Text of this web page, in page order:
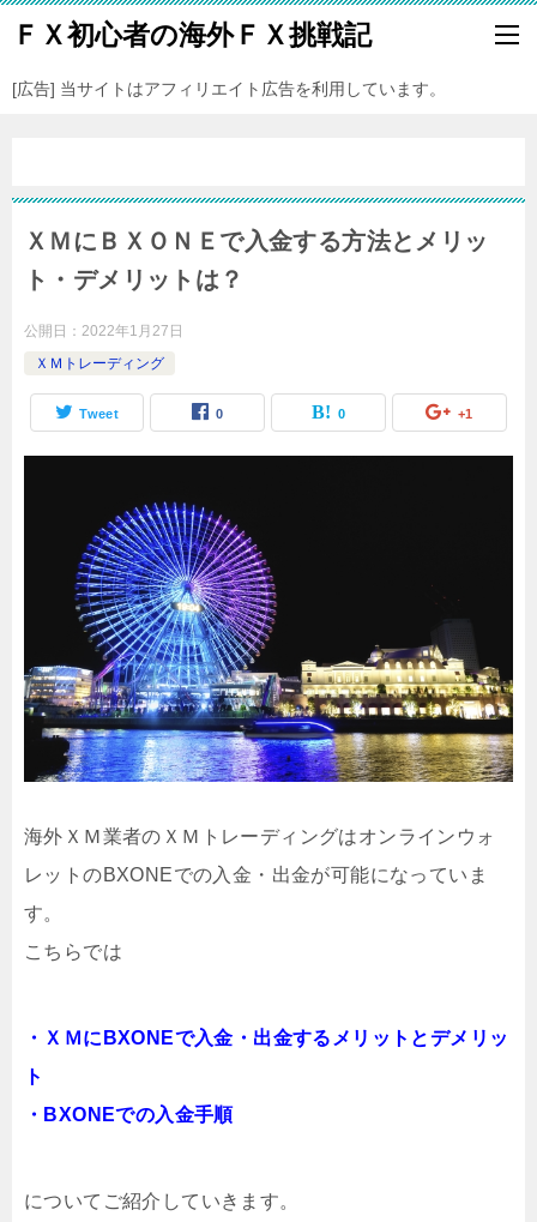
ＦＸ初心者の海外ＦＸ挑戦記
[広告] 当サイトはアフィリエイト広告を利用しています。
ＸＭにＢＸＯＮＥで入金する方法とメリッ
ト・デメリットは？
公開日： 2022年1月27日
ＸＭトレーディング
Tweet 0 0 +1
海外ＸＭ業者のＸＭトレーディングはオンラインウォ
レットのBXONEでの入金・出金が可能になっていま
す。
こちらでは
・ＸＭにBXONEで入金・出金するメリットとデメリッ
ト
・BXONEでの入金手順
についてご紹介していきます。